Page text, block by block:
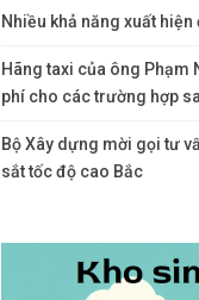
Nhiều khả năng xuất
Hãng taxi của ông Phạm
phí cho các trường hợp
Bộ Xây dựng mời gọi tư
sắt tốc độ cao Bắc